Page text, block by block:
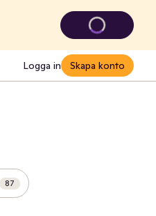
Logga in Skapa konto
87